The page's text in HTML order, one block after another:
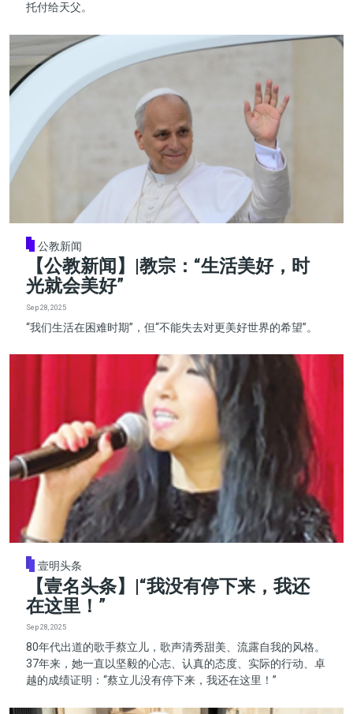
托付给天父。
公教新闻
【公教新闻】|教宗：“生活美好，时
光就会美好”
Sep 28, 2025
“我们生活在困难时期”，但“不能失去对更美好世界的希望”。
壹明头条
【壹名头条】|“我没有停下来，我还
在这里！”
Sep 28, 2025
80年代出道的歌手蔡立儿，歌声清秀甜美、流露自我的风格。
37年来，她一直以坚毅的心志、认真的态度、实际的行动、卓
越的成绩证明：“蔡立儿没有停下来，我还在这里！”